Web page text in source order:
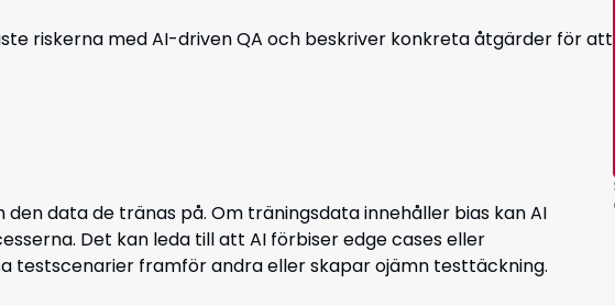
riskerna med AI-driven QA och beskriver konkreta åtgärder för att
data de tränas på. Om träningsdata innehåller bias kan AI
Det kan leda till att AI förbiser edge cases eller
testscenarier framför andra eller skapar ojämn testtäckning.